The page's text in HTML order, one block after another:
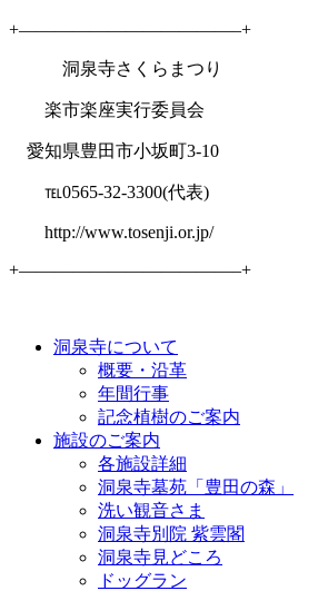
+————————————–+
洞泉寺さくらまつり
楽市楽座実行委員会
愛知県豊田市小坂町3-10
℡0565-32-3300(代表)
http://www.tosenji.or.jp/
+————————————–+
洞泉寺について
概要・沿革
年間行事
記念植樹のご案内
施設のご案内
各施設詳細
洞泉寺墓苑「豊田の森」
洗い観音さま
洞泉寺別院 紫雲閣
洞泉寺見どころ
ドッグラン